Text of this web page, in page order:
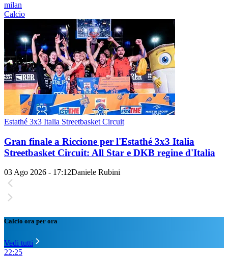
milan
Calcio
Estathé 3x3 Italia Streetbasket Circuit
Gran finale a Riccione per l'Estathé 3x3 Italia
Streetbasket Circuit: All Star e DKB regine d'Italia
03 Ago 2026 - 17:12Daniele Rubini
Calcio ora per ora
Vedi tutti
22:25